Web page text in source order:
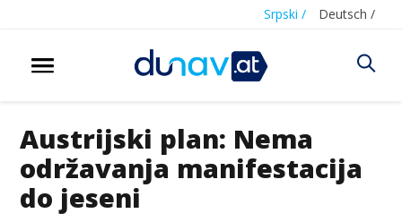
Srpski / Deutsch /
Austrijski plan: Nema
održavanja manifestacija
do jeseni